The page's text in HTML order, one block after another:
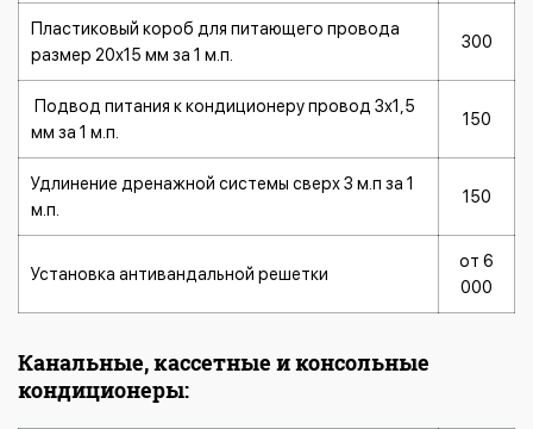
Пластиковый короб для питающего провода
размер 20х15 мм за 1 м.п.
300
Подвод питания к кондиционеру провод 3х1,5
мм за 1 м.п.
150
Удлинение дренажной системы сверх 3 м.п за 1
м.п.
150
Установка антивандальной решетки
от 6
000
Канальные, кассетные и консольные
кондиционеры: